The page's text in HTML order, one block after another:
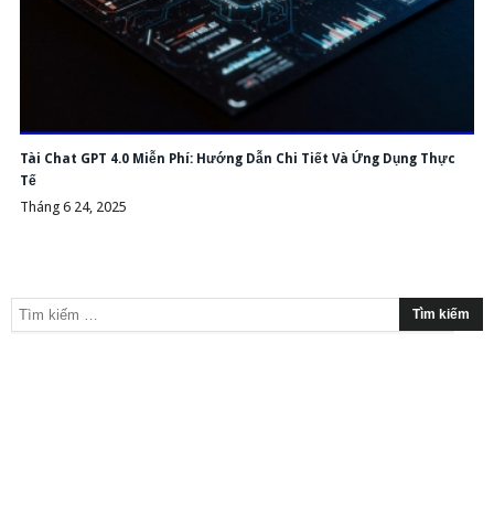
Tài Chat GPT 4.0 Miễn Phí: Hướng Dẫn Chi Tiết Và Ứng Dụng Thực
Tế
Tháng 6 24, 2025